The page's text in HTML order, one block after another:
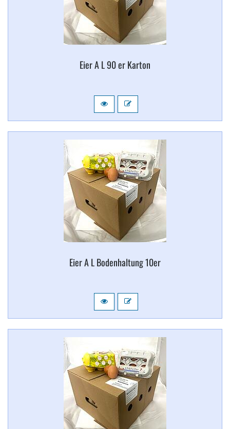
Eier A L 90 er Karton
Eier A L Bodenhaltung 10er